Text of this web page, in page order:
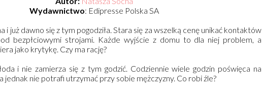
Wydawnictwo: Edipresse Polska SA
i już dawno się z tym pogodziła. Stara się za wszelką cenę unikać kontaktów
bezpłciowymi strojami. Każde wyjście z domu to dla niej problem, a
jako krytykę. Czy ma rację?
i nie zamierza się z tym godzić. Codziennie wiele godzin poświęca na
jednak nie potrafi utrzymać przy sobie mężczyzny. Co robi źle?